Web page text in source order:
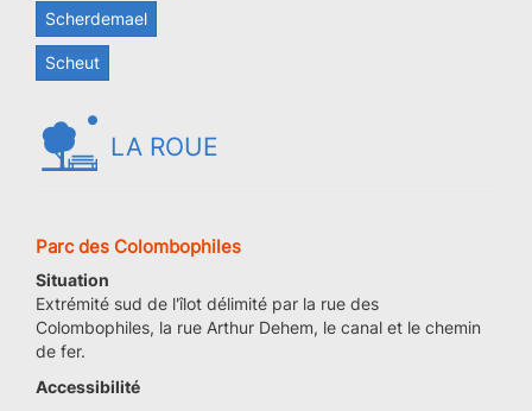
Scherdemael
Scheut
LA ROUE
Parc des Colombophiles
Situation
Extrémité sud de l'îlot délimité par la rue des
Colombophiles, la rue Arthur Dehem, le canal et le chemin
de fer.
Accessibilité